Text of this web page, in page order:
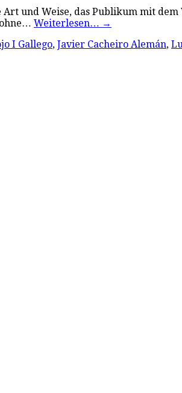
und Weise, das Publikum mit dem
Weiterlesen… →
I Gallego, Javier Cacheiro Alemán,